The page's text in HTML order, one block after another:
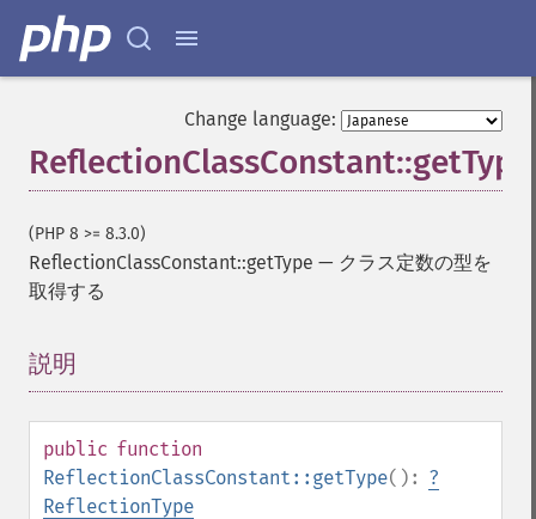
Change language:
ReflectionClassConstant::getType
(PHP 8 >= 8.3.0)
ReflectionClassConstant::getType — クラス定数の型を
取得する
説明
public function
ReflectionClassConstant::getType(): ?
ReflectionType